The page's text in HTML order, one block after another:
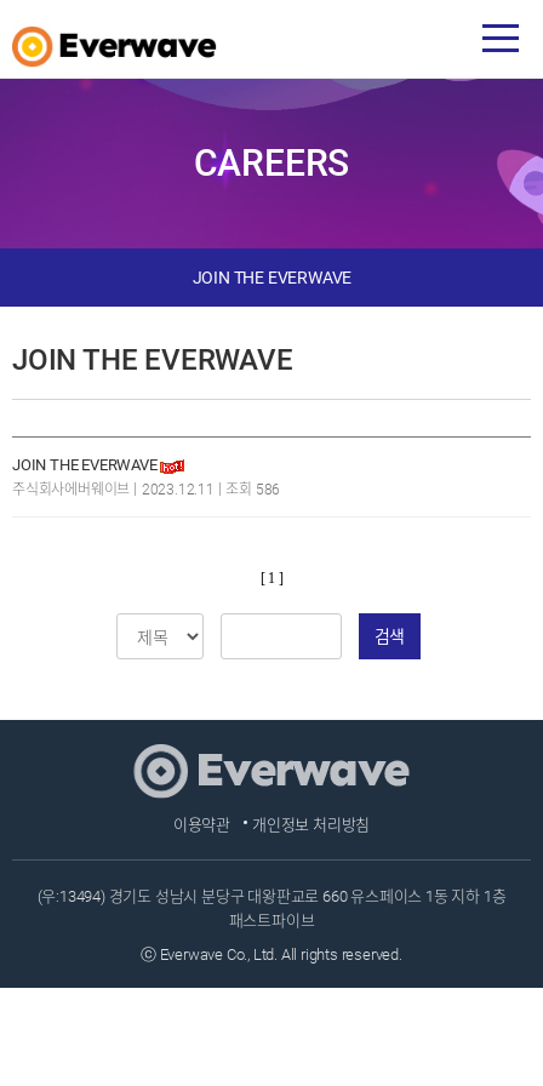
CAREERS
JOIN THE EVERWAVE
JOIN THE EVERWAVE
JOIN THE EVERWAVE
주식회사에버웨이브 2023.12.11 |조회 586
[ 1 ]
검색
이용약관 개인정보 처리방침
(우:13494) 경기도 성남시 분당구 대왕판교로 660 유스페이스 1동 지하 1층
패스트파이브
ⓒ Everwave Co., Ltd. All rights reserved.